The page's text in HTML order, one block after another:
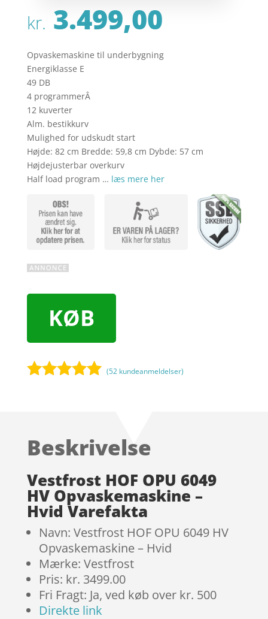
kr. 3.499,00
Opvaskemaskine til underbygning
Energiklasse E
49 DB
4 programmerÂ
12 kuverter
Alm. bestikkurv
Mulighed for udskudt start
Højde: 82 cm Bredde: 59,8 cm Dybde: 57 cm
Højdejusterbar overkurv
Half load program … læs mere her
KØB
kundebedøm
(52 kundeanmeldelser)
Beskrivelse
Vestfrost HOF OPU 6049
HV Opvaskemaskine –
Hvid Varefakta
Navn: Vestfrost HOF OPU 6049 HV
Opvaskemaskine – Hvid
Mærke: Vestfrost
Pris: kr. 3499.00
Fri Fragt: Ja, ved køb over kr. 500
Direkte link